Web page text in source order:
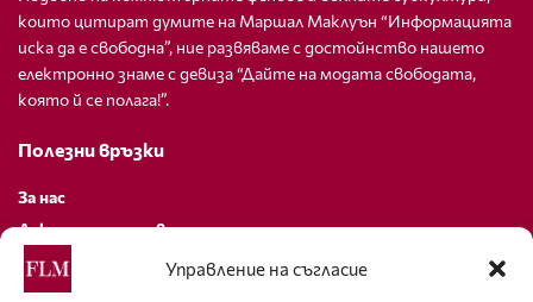
Управление на съгласие
които цитират думите на Маршал Маклуън “Информацията
иска да е свободна”, ние развяваме с достойнство нашето
електронно знаме с девиза “Дайте на модата свободата,
която й се полага!”.
Полезни връзки
За нас
Декларация за поверителност
Политика за бисквитки